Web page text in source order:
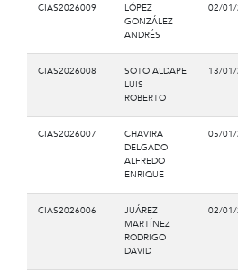
CIAS2026009
LÓPEZ
GONZÁLEZ
ANDRÉS
02/01/
CIAS2026008
SOTO ALDAPE
LUIS
ROBERTO
13/
CIAS2026007
CHAVIRA
DELGADO
ALFREDO
ENRIQUE
05/01/
CIAS2026006
JUÁREZ
MARTÍNEZ
RODRIGO
DAVID
02/01/